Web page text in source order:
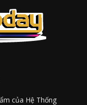
của Hệ Thống